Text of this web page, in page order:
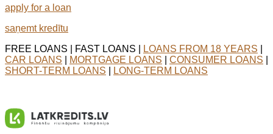
apply for a loan
saņemt kredītu
FREE LOANS | FAST LOANS |
LOANS FROM 18 YEARS
CAR LOANS
MORTGAGE LOANS CONSUMER LOANS
SHORT-TERM LOANS
LONG-TERM LOANS